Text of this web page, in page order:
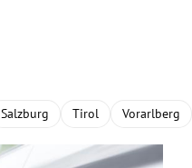
Salzburg Tirol Vorarlberg